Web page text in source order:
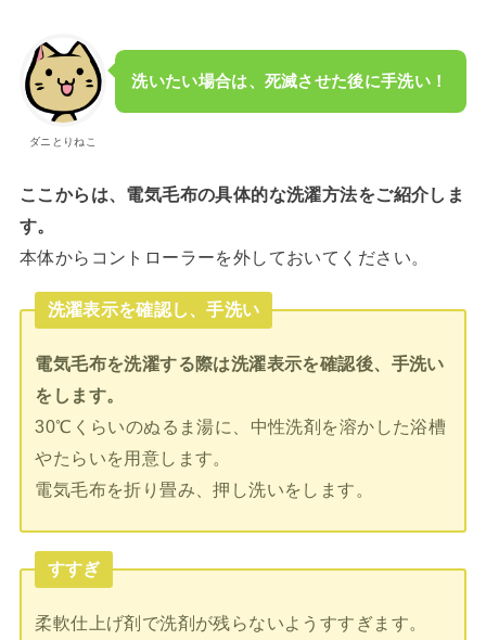
ダニとりねこ
洗いたい場合は、死滅させた後に手洗い！
ここからは、電気毛布の具体的な洗濯方法をご紹介しま
す。
本体からコントローラーを外しておいてください。
洗濯表示を確認し、手洗い
電気毛布を洗濯する際は洗濯表示を確認後、手洗い
をします。
30℃くらいのぬるま湯に、中性洗剤を溶かした浴槽
やたらいを用意します。
電気毛布を折り畳み、押し洗いをします。
すすぎ
柔軟仕上げ剤で洗剤が残らないようすすぎます。